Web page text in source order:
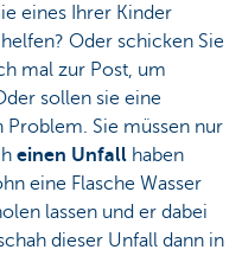
eines Ihrer Kinder
Oder schicken Sie
mal zur Post, um
sollen sie eine
Problem. Sie müssen nur
einen Unfall haben
eine Flasche Wasser
lassen und er dabei
dieser Unfall dann in